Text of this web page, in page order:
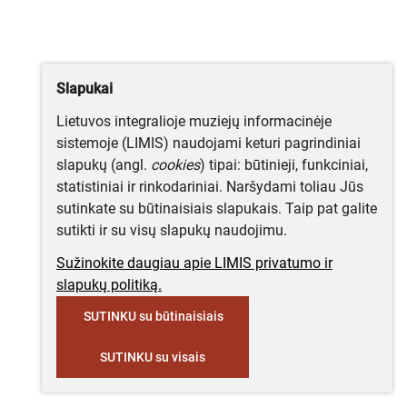
Slapukai
Lietuvos integralioje muziejų informacinėje
sistemoje (LIMIS) naudojami keturi pagrindiniai
slapukų (angl. cookies) tipai: būtinieji, funkciniai,
statistiniai ir rinkodariniai. Naršydami toliau Jūs
sutinkate su būtinaisiais slapukais. Taip pat galite
sutikti ir su visų slapukų naudojimu.
Sužinokite daugiau apie LIMIS privatumo ir
slapukų politiką.
SUTINKU su būtinaisiais
SUTINKU su visais